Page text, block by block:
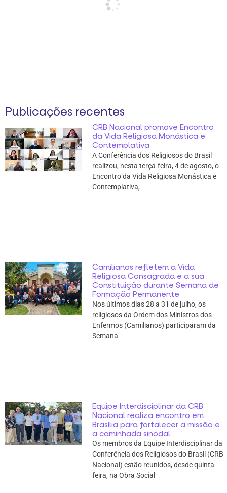
Publicações recentes
CRB Nacional promove Encontro
da Vida Religiosa Monástica e
Contemplativa
A Conferência dos Religiosos do Brasil
realizou, nesta terça-feira, 4 de agosto, o
Encontro da Vida Religiosa Monástica e
Contemplativa,
Camilianos refletem a Vida
Religiosa Consagrada e a sua
Constituição durante Semana de
Formação Permanente
Nos últimos dias 28 a 31 de julho, os
religiosos da Ordem dos Ministros dos
Enfermos (Camilianos) participaram da
Semana
Equipe Interdisciplinar da CRB
Nacional realiza encontro em
Brasília para fortalecer a missão e
a caminhada sinodal
Os membros da Equipe Interdisciplinar da
Conferência dos Religiosos do Brasil (CRB
Nacional) estão reunidos, desde quinta-
feira, na Obra Social